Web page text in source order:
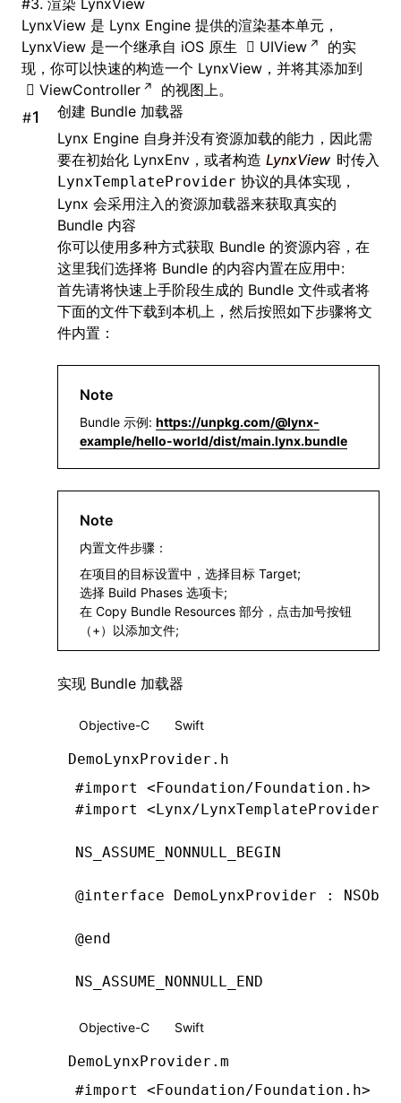
LynxView 是 Lynx Engine 提供的渲染基本单元，
LynxView 是一个继承自 iOS 原生
UIView
的实
现，你可以快速的构造一个 LynxView，并将其添加到
ViewController
的视图上。
#
创建 Bundle 加载器
Lynx Engine 自身并没有资源加载的能力，因此需
要在初始化 LynxEnv，或者构造 LynxView 时传入
LynxTemplateProvider 协议的具体实现，
Lynx 会采用注入的资源加载器来获取真实的
Bundle 内容
你可以使用多种方式获取 Bundle 的资源内容，在
这里我们选择将 Bundle 的内容内置在应用中:
首先请将快速上手阶段生成的 Bundle 文件或者将
下面的文件下载到本机上，然后按照如下步骤将文
件内置：
Note
Bundle 示例: https://unpkg.com/@lynx-
example/hello-world/dist/main.lynx.bundle
Note
内置文件步骤：
在项目的目标设置中，选择目标 Target;
选择 Build Phases 选项卡;
在 Copy Bundle Resources 部分，点击加号按钮
（+）以添加文件;
实现 Bundle 加载器
Objective-C Swift
DemoLynxProvider.h
#import
<Foundation/Foundation.h>
#import
<Lynx/
NS_ASSUME_NONNULL_BEGIN
@interface DemoLynxProvider :
@end
NS_ASSUME_NONNULL_END
Objective-C Swift
DemoLynxProvider.m
#import
<Foundation/Foundation.h>